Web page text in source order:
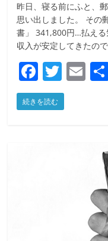
昨日、寝る前にふと、
思い出しました。 そ
書」 341,800円…払え
収入が安定してきたの
F
a
c
T
w
itt
E
続きを読む